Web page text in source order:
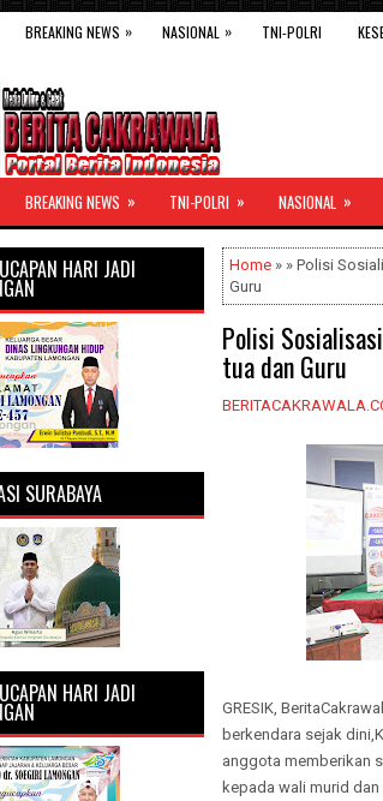
BREAKING NEWS » NASIONAL » TNI-POLRI
BREAKING NEWS » TNI-POLRI » NASIONAL »
Home » » Polisi
Guru
Polisi
tua dan Guru
GRESIK,
berkendara sejak
anggota memberikan
kepada wali murid
HARI JADI
SURABAYA
HARI JADI